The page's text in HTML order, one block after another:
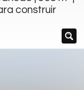
construir